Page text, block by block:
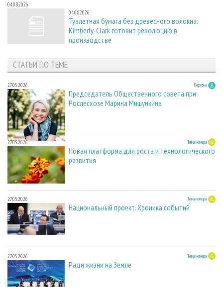
04.08.2026
04.08.2026
Туалетная бумага без древесного волокна:
Kimberly-Clark готовит революцию в
производстве
СТАТЬИ ПО ТЕМЕ
27.05.2026 Персона
Председатель Общественного совета при
Рослесхозе Марина Мишункина
27.05.2026 Тема номера
Новая платформа для роста и технологического
развития
27.05.2026 Тема номера
Национальный проект. Хроника событий
27.05.2026 Тема номера
Ради жизни на Земле